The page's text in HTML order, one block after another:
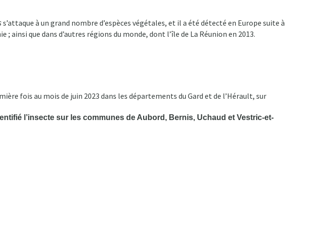
s’attaque à un grand nombre d’espèces végétales, et il a été détecté en Europe suite à
que dans d’autres régions du monde, dont l’île de La Réunion en 2013.
fois au mois de juin 2023 dans les départements du Gard et de l’Hérault, sur
l’insecte sur les communes de Aubord, Bernis, Uchaud et Vestric-et-